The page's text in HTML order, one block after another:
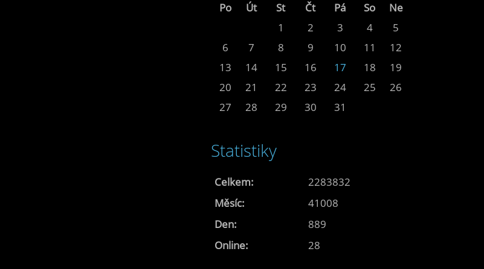
Po
Út St Čt Pá So
Ne
1
2 3 4
5
6
7 8 9 10 11
12
13
14 15 16 17 18
19
20
21 22 23 24 25
26
27
28 29 30 31
Statistiky
Online: 28
Celkem:
2283832
Měsíc:
41008
Den:
889